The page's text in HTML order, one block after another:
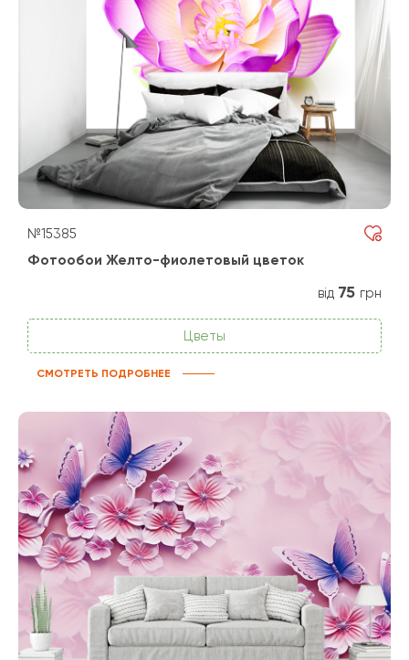
№15385
Фотообои Желто-фиолетовый цветок
від 75 грн
Цветы
СМОТРЕТЬ ПОДРОБНЕЕ